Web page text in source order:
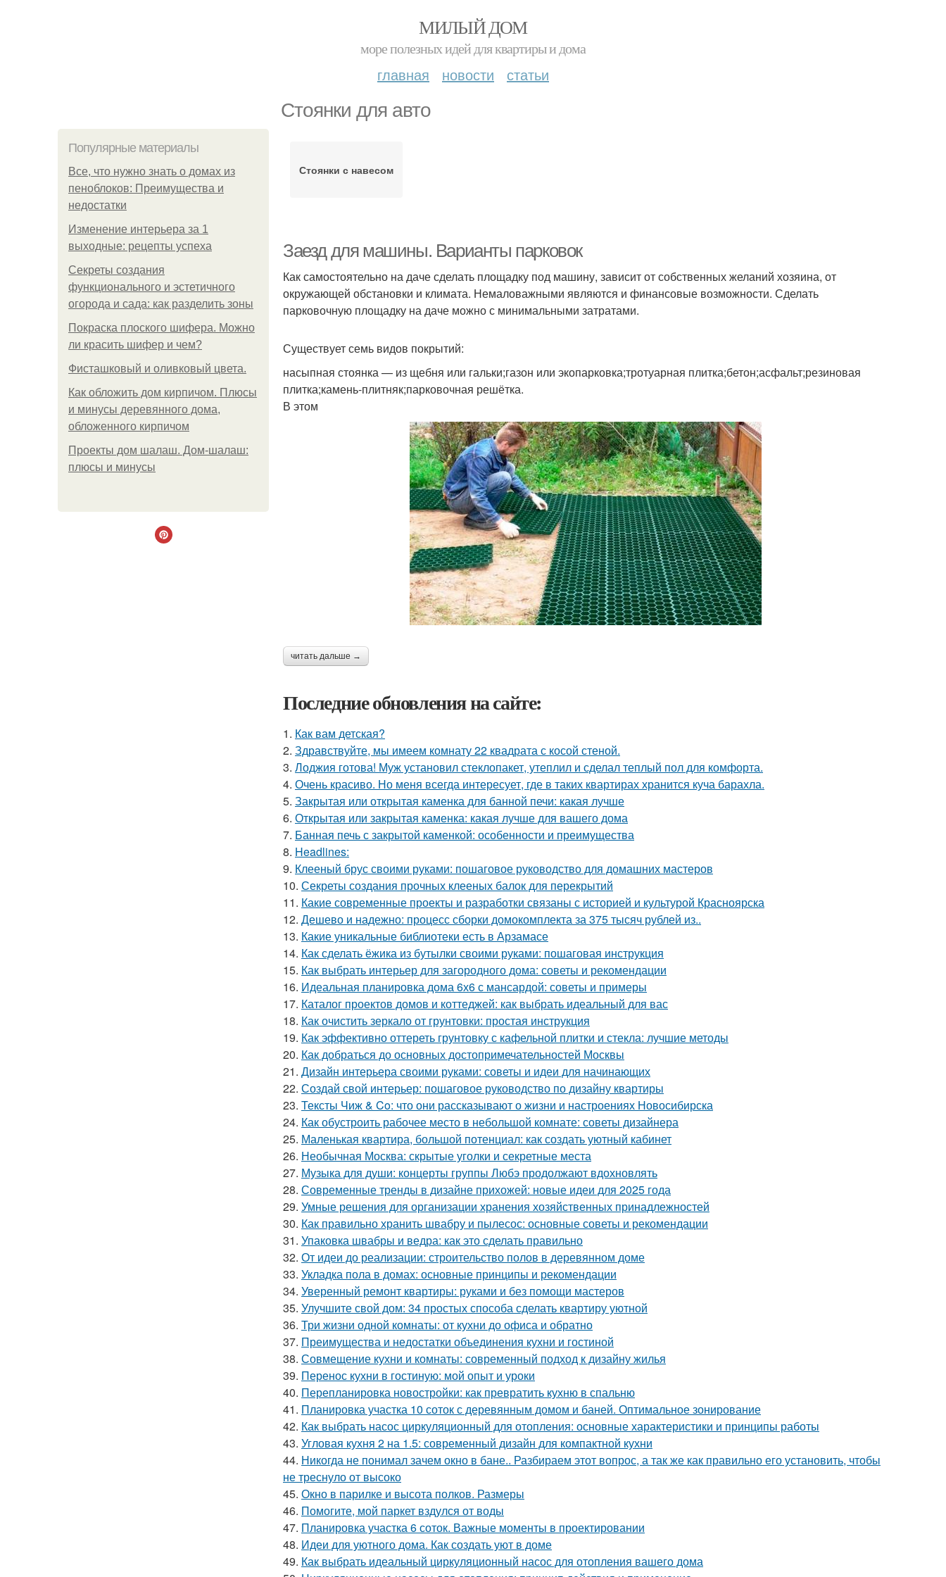
МИЛЫЙ ДОМ
море полезных идей для квартиры и дома
главная новости статьи
Стоянки для авто
Популярные материалы
Все, что нужно знать о домах из
пеноблоков: Преимущества и
недостатки
Изменение интерьера за 1
выходные: рецепты успеха
Секреты создания
функционального и эстетичного
огорода и сада: как разделить зоны
Покраска плоского шифера. Можно
ли красить шифер и чем?
Фисташковый и оливковый цвета.
Как обложить дом кирпичом. Плюсы
и минусы деревянного дома,
обложенного кирпичом
Проекты дом шалаш. Дом-шалаш:
плюсы и минусы
Стоянки с навесом
Заезд для машины. Варианты парковок
Как самостоятельно на даче сделать площадку под машину, зависит от собственных желаний хозяина, от
окружающей обстановки и климата. Немаловажными являются и финансовые возможности. Сделать
парковочную площадку на даче можно с минимальными затратами.
Существует семь видов покрытий:
насыпная стоянка — из щебня или гальки;газон или экопарковка;тротуарная плитка;бетон;асфальт;резиновая
плитка;камень-плитняк;парковочная решётка.
В этом
читать дальше →
Последние обновления на сайте:
1. Как вам детская?
2. Здравствуйте, мы имеем комнату 22 квадрата с косой стеной.
3. Лоджия готова! Муж установил стеклопакет, утеплил и сделал теплый пол для комфорта.
4. Очень красиво. Но меня всегда интересует, где в таких квартирах хранится куча барахла.
5. Закрытая или открытая каменка для банной печи: какая лучше
6. Открытая или закрытая каменка: какая лучше для вашего дома
7. Банная печь с закрытой каменкой: особенности и преимущества
8. Headlines:
9. Клееный брус своими руками: пошаговое руководство для домашних мастеров
10. Секреты создания прочных клееных балок для перекрытий
11. Какие современные проекты и разработки связаны с историей и культурой Красноярска
12. Дешево и надежно: процесс сборки домокомплекта за 375 тысяч рублей из..
13. Какие уникальные библиотеки есть в Арзамасе
14. Как сделать ёжика из бутылки своими руками: пошаговая инструкция
15. Как выбрать интерьер для загородного дома: советы и рекомендации
16. Идеальная планировка дома 6х6 с мансардой: советы и примеры
17. Каталог проектов домов и коттеджей: как выбрать идеальный для вас
18. Как очистить зеркало от грунтовки: простая инструкция
19. Как эффективно оттереть грунтовку с кафельной плитки и стекла: лучшие методы
20. Как добраться до основных достопримечательностей Москвы
21. Дизайн интерьера своими руками: советы и идеи для начинающих
22. Создай свой интерьер: пошаговое руководство по дизайну квартиры
23. Тексты Чиж & Co: что они рассказывают о жизни и настроениях Новосибирска
24. Как обустроить рабочее место в небольшой комнате: советы дизайнера
25. Маленькая квартира, большой потенциал: как создать уютный кабинет
26. Необычная Москва: скрытые уголки и секретные места
27. Музыка для души: концерты группы Любэ продолжают вдохновлять
28. Современные тренды в дизайне прихожей: новые идеи для 2025 года
29. Умные решения для организации хранения хозяйственных принадлежностей
30. Как правильно хранить швабру и пылесос: основные советы и рекомендации
31. Упаковка швабры и ведра: как это сделать правильно
32. От идеи до реализации: строительство полов в деревянном доме
33. Укладка пола в домах: основные принципы и рекомендации
34. Уверенный ремонт квартиры: руками и без помощи мастеров
35. Улучшите свой дом: 34 простых способа сделать квартиру уютной
36. Три жизни одной комнаты: от кухни до офиса и обратно
37. Преимущества и недостатки объединения кухни и гостиной
38. Совмещение кухни и комнаты: современный подход к дизайну жилья
39. Перенос кухни в гостиную: мой опыт и уроки
40. Перепланировка новостройки: как превратить кухню в спальню
41. Планировка участка 10 соток с деревянным домом и баней. Оптимальное зонирование
42. Как выбрать насос циркуляционный для отопления: основные характеристики и принципы работы
43. Угловая кухня 2 на 1.5: современный дизайн для компактной кухни
44. Никогда не понимал зачем окно в бане.. Разбираем этот вопрос, а так же как правильно его установить, чтобы
не треснуло от высоко
45. Окно в парилке и высота полков. Размеры
46. Помогите, мой паркет вздулся от воды
47. Планировка участка 6 соток. Важные моменты в проектировании
48. Идеи для уютного дома. Как создать уют в доме
49. Как выбрать идеальный циркуляционный насос для отопления вашего дома